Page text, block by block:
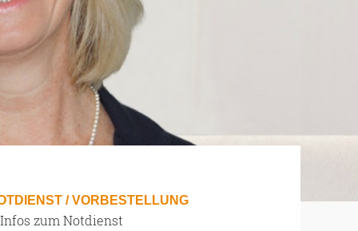
/ VORBESTELLUNG
zum Notdienst